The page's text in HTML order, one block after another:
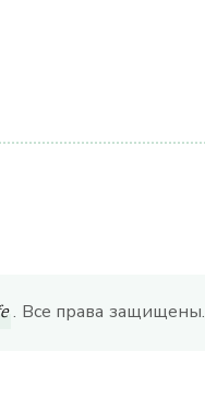
. Все права защищены.